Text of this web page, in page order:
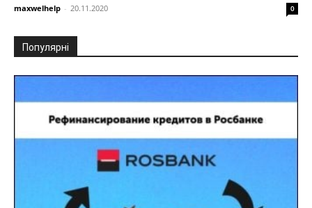
maxwelhelp - 20.11.2020 0
Популярні